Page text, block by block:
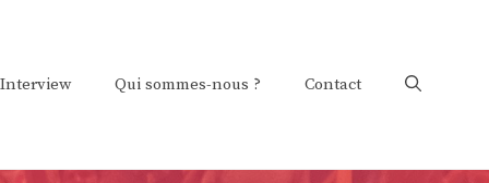
Interview Qui sommes-nous ? Contact